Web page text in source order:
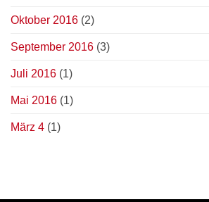
Oktober 2016 (2)
September 2016 (3)
Juli 2016 (1)
Mai 2016 (1)
März 4 (1)